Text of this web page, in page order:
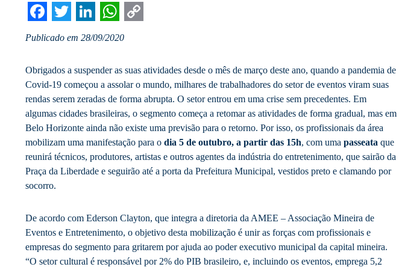
Facebook
Twitter
LinkedIn
WhatsApp
Publicado em 28/09/2020
Obrigados a suspender as suas atividades desde o mês de março deste ano, quando a pandemia de
Covid-19 começou a assolar o mundo, milhares de trabalhadores do setor de eventos viram suas
rendas serem zeradas de forma abrupta. O setor entrou em uma crise sem precedentes. Em
algumas cidades brasileiras, o segmento começa a retomar as atividades de forma gradual, mas em
Belo Horizonte ainda não existe uma previsão para o retorno. Por isso, os profissionais da área
mobilizam uma manifestação para o dia 5 de outubro, a partir das 15h, com uma passeata que
reunirá técnicos, produtores, artistas e outros agentes da indústria do entretenimento, que sairão da
Praça da Liberdade e seguirão até a porta da Prefeitura Municipal, vestidos preto e clamando por
socorro.
De acordo com Ederson Clayton, que integra a diretoria da AMEE – Associação Mineira de
Eventos e Entretenimento, o objetivo desta mobilização é unir as forças com profissionais e
empresas do segmento para gritarem por ajuda ao poder executivo municipal da capital mineira.
“O setor cultural é responsável por 2% do PIB brasileiro, e, incluindo os eventos, emprega 5,2